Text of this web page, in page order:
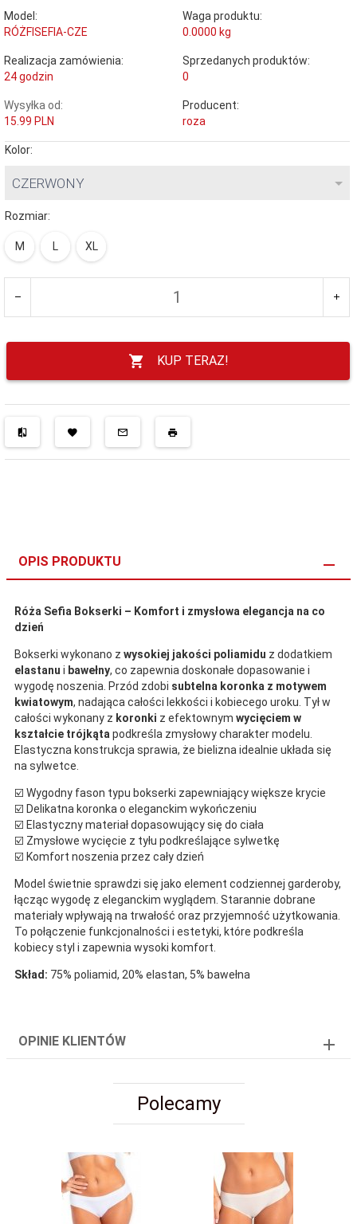
Model:
RÓŻFISEFIA-CZE
Waga produktu:
0.0000 kg
Realizacja zamówienia:
24 godzin
Sprzedanych produktów:
0
Wysyłka od:
15.99 PLN
Producent:
roza
Kolor:
CZERWONY
Rozmiar:
M L XL
KUP TERAZ!
OPIS PRODUKTU
Róża Sefia Bokserki – Komfort i zmysłowa elegancja na co
dzień
Bokserki wykonano z wysokiej jakości poliamidu z dodatkiem
elastanu i bawełny, co zapewnia doskonałe dopasowanie i
wygodę noszenia. Przód zdobi subtelna koronka z motywem
kwiatowym, nadająca całości lekkości i kobiecego uroku. Tył w
całości wykonany z koronki z efektownym wycięciem w
kształcie trójkąta podkreśla zmysłowy charakter modelu.
Elastyczna konstrukcja sprawia, że bielizna idealnie układa się
na sylwetce.
☑️ Wygodny fason typu bokserki zapewniający większe krycie
☑️ Delikatna koronka o eleganckim wykończeniu
☑️ Elastyczny materiał dopasowujący się do ciała
☑️ Zmysłowe wycięcie z tyłu podkreślające sylwetkę
☑️ Komfort noszenia przez cały dzień
Model świetnie sprawdzi się jako element codziennej garderoby,
łącząc wygodę z eleganckim wyglądem. Starannie dobrane
materiały wpływają na trwałość oraz przyjemność użytkowania.
To połączenie funkcjonalności i estetyki, które podkreśla
kobiecy styl i zapewnia wysoki komfort.
Skład: 75% poliamid, 20% elastan, 5% bawełna
OPINIE KLIENTÓW
Polecamy